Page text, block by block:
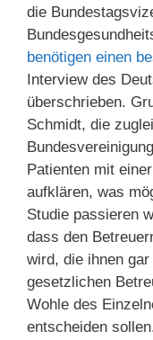
die
benötigen einen
Interview des
überschrieben.
Schmidt, die
Bundesvereinigung
Patienten mit
aufklären, was
Studie passieren
dass den
wird, die ihnen
gesetzlichen
Wohle des
entscheiden